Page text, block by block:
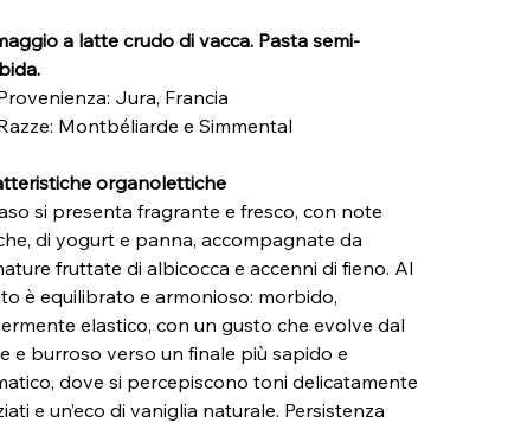
a latte crudo di vacca. Pasta semi-
Jura, Francia
Montbéliarde e Simmental
organolettiche
si presenta fragrante e fresco, con note
di yogurt e panna, accompagnate da
fruttate di albicocca e accenni di fieno. Al
è equilibrato e armonioso: morbido,
elastico, con un gusto che evolve dal
e burroso verso un finale più sapido e
dove si percepiscono toni delicatamente
e un’eco di vaniglia naturale. Persistenza